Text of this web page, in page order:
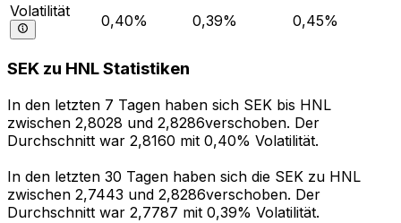
Volatilität
0,40% 0,39% 0,45%
SEK zu HNL Statistiken
In den letzten 7 Tagen haben sich SEK bis HNL
zwischen 2,8028 und 2,8286verschoben. Der
Durchschnitt war 2,8160 mit 0,40% Volatilität.
In den letzten 30 Tagen haben sich die SEK zu HNL
zwischen 2,7443 und 2,8286verschoben. Der
Durchschnitt war 2,7787 mit 0,39% Volatilität.